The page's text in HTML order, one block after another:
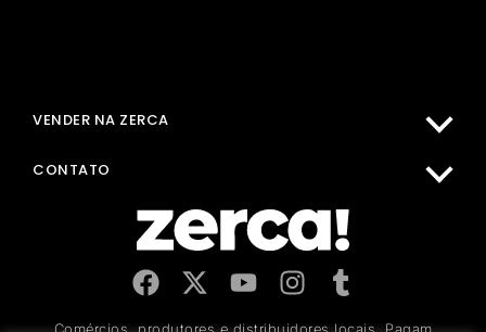
VENDER NA ZERCA
CONTATO